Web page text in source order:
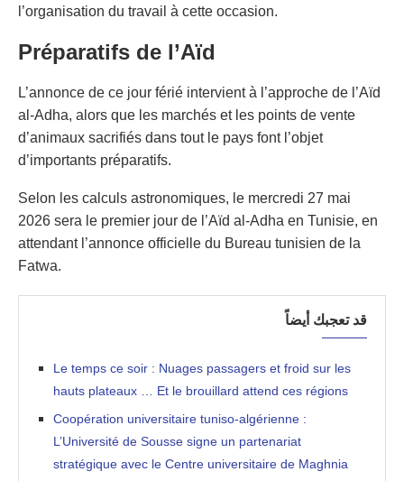
l’organisation du travail à cette occasion.
Préparatifs de l’Aïd
L’annonce de ce jour férié intervient à l’approche de l’Aïd
al-Adha, alors que les marchés et les points de vente
d’animaux sacrifiés dans tout le pays font l’objet
d’importants préparatifs.
Selon les calculs astronomiques, le mercredi 27 mai
2026 sera le premier jour de l’Aïd al-Adha en Tunisie, en
attendant l’annonce officielle du Bureau tunisien de la
Fatwa.
قد تعجبك أيضاً
Le temps ce soir : Nuages passagers et froid sur les
hauts plateaux … Et le brouillard attend ces régions
Coopération universitaire tuniso-algérienne :
L’Université de Sousse signe un partenariat
stratégique avec le Centre universitaire de Maghnia